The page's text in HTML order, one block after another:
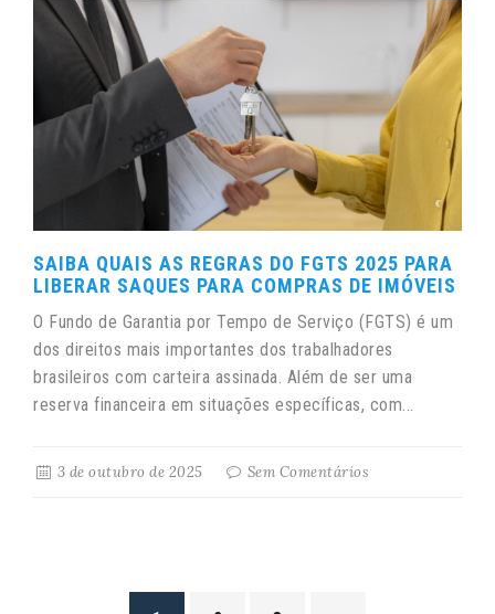
SAIBA QUAIS AS REGRAS DO FGTS 2025 PARA
LIBERAR SAQUES PARA COMPRAS DE IMÓVEIS
O Fundo de Garantia por Tempo de Serviço (FGTS) é um
dos direitos mais importantes dos trabalhadores
brasileiros com carteira assinada. Além de ser uma
reserva financeira em situações específicas, com...
3 de outubro de 2025 Sem Comentários